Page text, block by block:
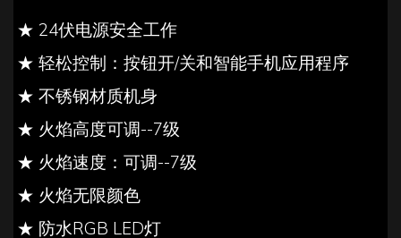
★ 24伏电源安全工作
★ 轻松控制：按钮开/关和智能手机应用程序
★ 不锈钢材质机身
★ 火焰高度可调--7级
★ 火焰速度：可调--7级
★ 火焰无限颜色
★ 防水RGB LED灯